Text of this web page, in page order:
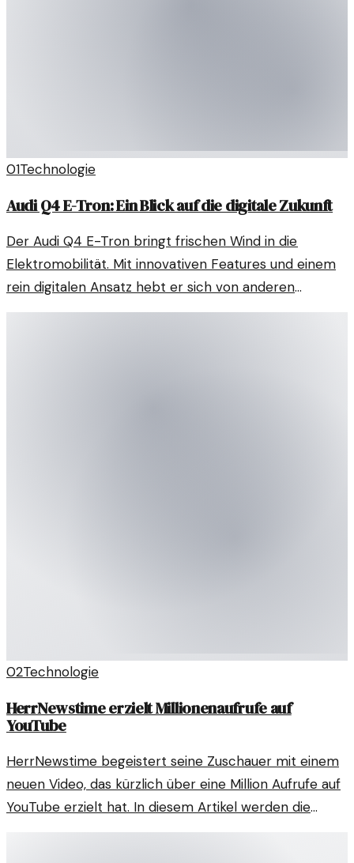
01Technologie
Audi Q4 E-Tron: Ein Blick auf die digitale Zukunft
Der Audi Q4 E-Tron bringt frischen Wind in die
Elektromobilität. Mit innovativen Features und einem
rein digitalen Ansatz hebt er sich von anderen
Modellen ab.
02Technologie
HerrNewstime erzielt Millionenaufrufe auf
YouTube
HerrNewstime begeistert seine Zuschauer mit einem
neuen Video, das kürzlich über eine Million Aufrufe auf
YouTube erzielt hat. In diesem Artikel werden die
Gründe für diesen Erfolg untersucht.